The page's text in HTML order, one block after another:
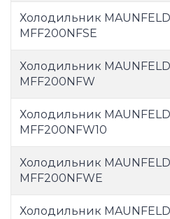
Холодильник MAUNFELD
MFF200NFSE
Холодильник MAUNFELD
MFF200NFW
Холодильник MAUNFELD
MFF200NFW10
Холодильник MAUNFELD
MFF200NFWE
Холодильник MAUNFELD